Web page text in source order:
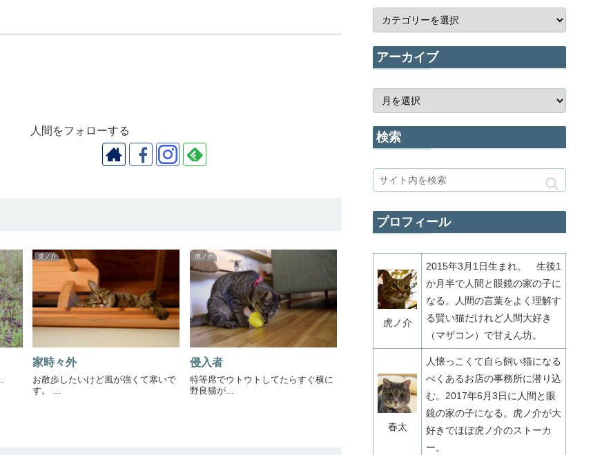
人間をフォローする
虎ノ介
家時々外
お散歩したいけど風が強くて寒いで
す。 ...
虎ノ介
侵入者
特等席でウトウトしてたらすぐ横に
野良猫が...
アーカイブ
検索
プロフィール
虎ノ介
2015年3月1日生まれ。 生後1
か月半で人間と眼鏡の家の子に
なる。人間の言葉をよく理解す
る賢い猫だけれど人間大好き
（マザコン）で甘えん坊。
春太
人懐っこくて自ら飼い猫になる
べくあるお店の事務所に潜り込
む。2017年6月3日に人間と眼
鏡の家の子になる。虎ノ介が大
好きでほぼ虎ノ介のストーカ
ー。